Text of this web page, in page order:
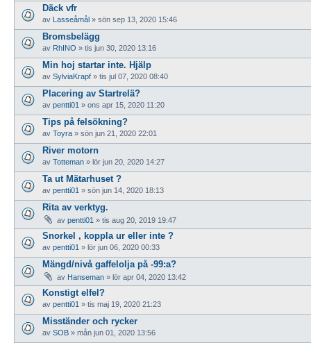
Däck vfr
av Lasseåmål » sön sep 13, 2020 15:46
Bromsbelägg
av RhINO » tis jun 30, 2020 13:16
Min hoj startar inte. Hjälp
av SylviaKrapf » tis jul 07, 2020 08:40
Placering av Startrelä?
av pentti01 » ons apr 15, 2020 11:20
Tips på felsökning?
av Toyra » sön jun 21, 2020 22:01
River motorn
av Totteman » lör jun 20, 2020 14:27
Ta ut Mätarhuset ?
av pentti01 » sön jun 14, 2020 18:13
Rita av verktyg.
av pentti01 » tis aug 20, 2019 19:47
Snorkel , koppla ur eller inte ?
av pentti01 » lör jun 06, 2020 00:33
Mängd/nivå gaffelolja på -99:a?
av Hanseman » lör apr 04, 2020 13:42
Konstigt elfel?
av pentti01 » tis maj 19, 2020 21:23
Misständer och rycker
av SOB » mån jun 01, 2020 13:56